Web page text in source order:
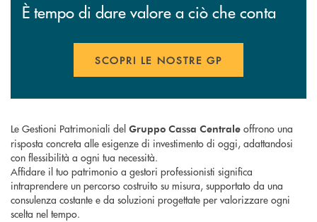
È tempo di dare valore a ciò che conta
SCOPRI LE NOSTRE GP
Le Gestioni Patrimoniali del Gruppo Cassa Centrale offrono una
risposta concreta alle esigenze di investimento di oggi, adattandosi
con flessibilità a ogni tua necessità.
Affidare il tuo patrimonio a gestori professionisti significa
intraprendere un percorso costruito su misura, supportato da una
consulenza costante e da soluzioni progettate per valorizzare ogni
scelta nel tempo.